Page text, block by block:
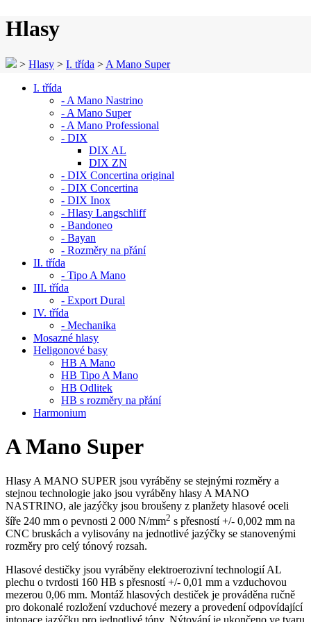
Hlasy
> Hlasy > I. třída > A Mano Super
I. třída
- A Mano Nastrino
- A Mano Super
- A Mano Professional
- DIX
DIX AL
DIX ZN
- DIX Concertina original
- DIX Concertina
- DIX Inox
- Hlasy Langschliff
- Bandoneo
- Bayan
- Rozměry na přání
II. třída
- Tipo A Mano
III. třída
- Export Dural
IV. třída
- Mechanika
Mosazné hlasy
Heligonové basy
HB A Mano
HB Tipo A Mano
HB Odlitek
HB s rozměry na přání
Harmonium
A Mano Super
Hlasy A MANO SUPER jsou vyráběny se stejnými rozměry a
stejnou technologie jako jsou vyráběny hlasy A MANO
NASTRINO, ale jazýčky jsou broušeny z planžety hlasové oceli
šíře 240 mm o pevnosti 2 000 N/mm2 s přesností +/- 0,002 mm na
CNC bruskách a vylisovány na jednotlivé jazýčky se stanovenými
rozměry pro celý tónový rozsah.
Hlasové destičky jsou vyráběny elektroerozivní technologií AL
plechu o tvrdosti 160 HB s přesností +/- 0,01 mm a vzduchovou
mezerou 0,06 mm. Montáž hlasových destiček je prováděna ručně
pro dokonalé rozložení vzduchové mezery a provedení odpovídající
intonace jazýčku pro jednotlivé tóny. Nýtování je ukončeno ve tvaru